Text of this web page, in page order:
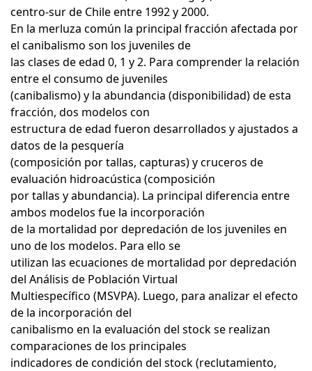
centro-sur de Chile entre 1992 y 2000.
En la merluza común la principal fracción afectada por
el canibalismo son los juveniles de
las clases de edad 0, 1 y 2. Para comprender la relación
entre el consumo de juveniles
(canibalismo) y la abundancia (disponibilidad) de esta
fracción, dos modelos con
estructura de edad fueron desarrollados y ajustados a
datos de la pesquería
(composición por tallas, capturas) y cruceros de
evaluación hidroacústica (composición
por tallas y abundancia). La principal diferencia entre
ambos modelos fue la incorporación
de la mortalidad por depredación de los juveniles en
uno de los modelos. Para ello se
utilizan las ecuaciones de mortalidad por depredación
del Análisis de Población Virtual
Multiespecífico (MSVPA). Luego, para analizar el efecto
de la incorporación del
canibalismo en la evaluación del stock se realizan
comparaciones de los principales
indicadores de condición del stock (reclutamiento,